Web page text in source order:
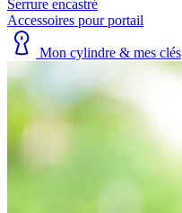
Serrure encastré
Accessoires pour portail
Mon cylindre & mes clés